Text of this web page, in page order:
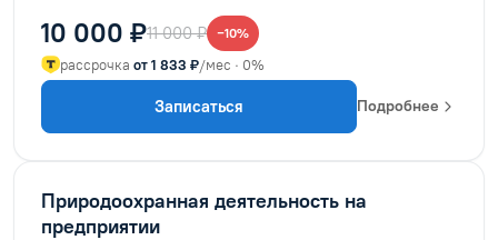
10 000 ₽11 000 ₽ −10%
рассрочка от 1 833 ₽/мес · 0%
Записаться Подробнее
Природоохранная деятельность на
предприятии